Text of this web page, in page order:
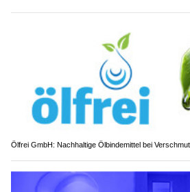
Ölfrei GmbH: Nachhaltige Ölbindemittel bei